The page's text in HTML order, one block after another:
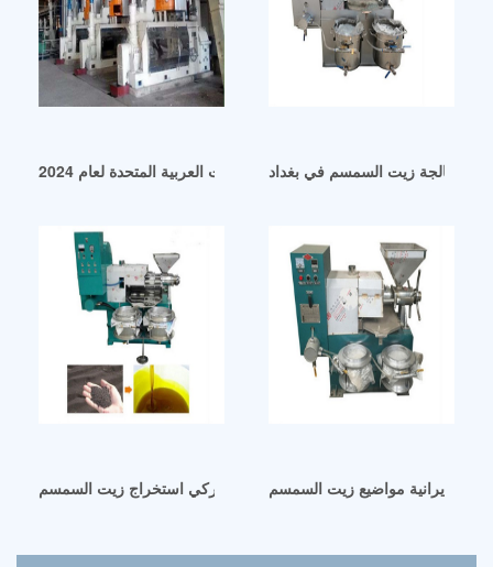
بسعر المصنع الأكثر مبيعًا في الإمارات العربية المتحدة لعام 2024
معالجة زيت السمسم في بغداد
استخراج زيت السمسم التركي استخراج زيت السمسم
الايرانية مواضيع زيت السمسم